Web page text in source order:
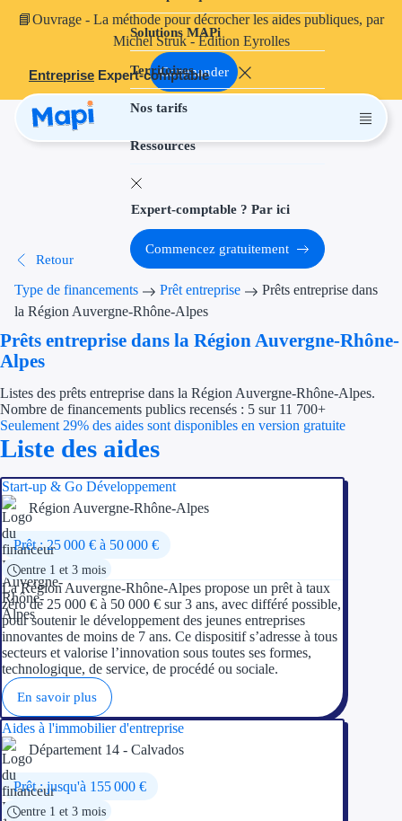
📘Ouvrage - La méthode pour décrocher les aides publiques, par
Michel Struk - Édition Eyrolles
Commander
Entreprise Expert-comptable
Solutions MAPi
Territoires
Nos tarifs
Ressources
Projets finançables
Aides à
Aides
Thématiques
Financement
Économies
Entreprise
Type de financements
Expert-comptable ? Par ici
Commencez gratuitement
Retour
Type de financements Prêt entreprise
Prêts entreprise dans
la Région Auvergne-Rhône-Alpes
Prêts entreprise dans la Région Auvergne-Rhône-
Alpes
Listes des prêts entreprise dans la Région Auvergne-Rhône-Alpes.
Nombre de financements publics recensés : 5 sur 11 700+
Seulement 29% des aides sont disponibles en version gratuite
Liste des aides
Start-up & Go Développement
Région Auvergne-Rhône-Alpes
Prêt : 25 000 € à 50 000 €
entre 1 et 3 mois
La Région Auvergne-Rhône-Alpes propose un prêt à taux
zéro de 25 000 € à 50 000 € sur 3 ans, avec différé possible,
pour soutenir le développement des jeunes entreprises
innovantes de moins de 7 ans. Ce dispositif s’adresse à tous
secteurs et valorise l’innovation sous toutes ses formes,
technologique, de service, de procédé ou sociale.
En savoir plus
Aides à l'immobilier d'entreprise
Département 14 - Calvados
Prêt : jusqu'à 155 000 €
entre 1 et 3 mois